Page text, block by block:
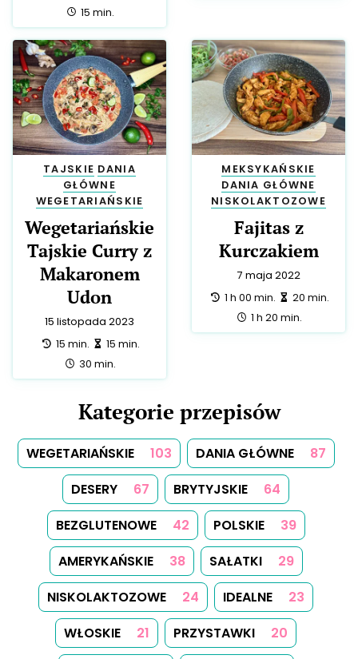
całość:
15 min.
TAJSKIE DANIA
GŁÓWNE
WEGETARIAŃSKIE
Wegetariańskie
Tajskie Curry z
Makaronem
Udon
15 listopada 2023
przygotowanie:
15 min. zrobienie:
15 min.
całość:
30 min.
MEKSYKAŃSKIE
DANIA GŁÓWNE
NISKOLAKTOZOWE
Fajitas z
Kurczakiem
7 maja 2022
przygotowanie:
1 h 00 min. zrobienie:
20 min.
całość:
1 h 20 min.
Kategorie przepisów
WEGETARIAŃSKIE 103 DANIA GŁÓWNE
87
DESERY
67 BRYTYJSKIE
64
BEZGLUTENOWE
42 POLSKIE
39
AMERYKAŃSKIE
38 SAŁATKI
29
NISKOLAKTOZOWE
24 IDEALNE
23
WŁOSKIE
21 PRZYSTAWKI
20